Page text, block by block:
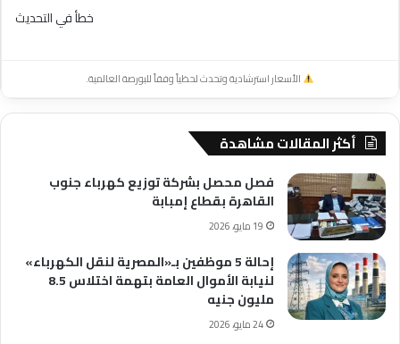
خطأ في التحديث
الأسعار استرشادية وتحدث لحظياً وفقاً للبورصة العالمية.
أكثر المقالات مشاهدة
فصل محصل بشركة توزيع كهرباء جنوب
القاهرة بقطاع إمبابة
19 مايو، 2026
إحالة 5 موظفين بـ«المصرية لنقل الكهرباء»
لنيابة الأموال العامة بتهمة اختلاس 8.5
مليون جنيه
24 مايو، 2026